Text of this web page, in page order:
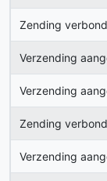
Zending
Verzending
Verzending
Zending
Verzending